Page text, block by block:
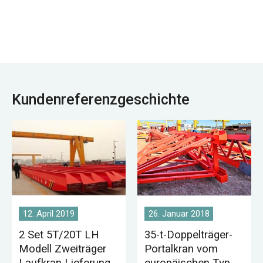
Werkstätten der
e.
Kundenreferenzgeschichte
12. April 2019
2 Set 5T/20T LH
Modell Zweiträger
26. Januar 2018
35-t-Doppelträger-
Portalkran vom